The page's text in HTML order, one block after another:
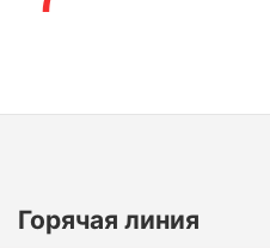
Горячая линия